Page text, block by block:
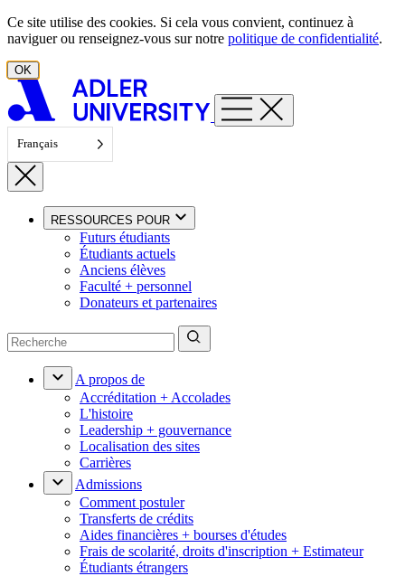
Aller au contenu
Ce site utilise des cookies. Si cela vous convient, continuez à
naviguer ou renseignez-vous sur notre politique de confidentialité.
OK
Français
RESSOURCES POUR
Futurs étudiants
Étudiants actuels
Anciens élèves
Faculté + personnel
Donateurs et partenaires
A propos de
Accréditation + Accolades
L'histoire
Leadership + gouvernance
Localisation des sites
Carrières
Admissions
Comment postuler
Transferts de crédits
Aides financières + bourses d'études
Frais de scolarité, droits d'inscription + Estimateur
Étudiants étrangers